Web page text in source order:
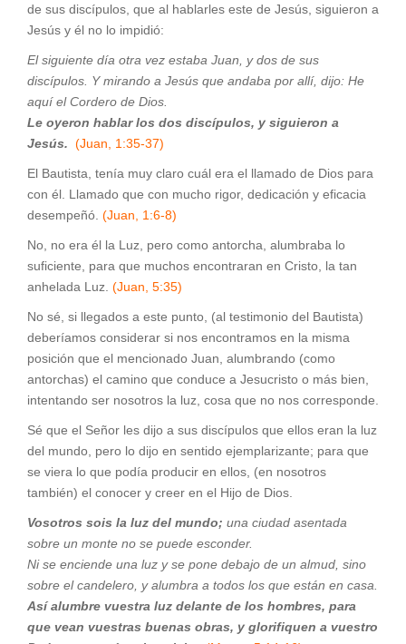
de sus discípulos, que al hablarles este de Jesús, siguieron a
Jesús y él no lo impidió:
El siguiente día otra vez estaba Juan, y dos de sus
discípulos. Y mirando a Jesús que andaba por allí, dijo: He
aquí el Cordero de Dios.
Le oyeron hablar los dos discípulos, y siguieron a
Jesús. (Juan, 1:35-37)
El Bautista, tenía muy claro cuál era el llamado de Dios para
con él. Llamado que con mucho rigor, dedicación y eficacia
desempeñó. (Juan, 1:6-8)
No, no era él la Luz, pero como antorcha, alumbraba lo
suficiente, para que muchos encontraran en Cristo, la tan
anhelada Luz. (Juan, 5:35)
No sé, si llegados a este punto, (al testimonio del Bautista)
deberíamos considerar si nos encontramos en la misma
posición que el mencionado Juan, alumbrando (como
antorchas) el camino que conduce a Jesucristo o más bien,
intentando ser nosotros la luz, cosa que no nos corresponde.
Sé que el Señor les dijo a sus discípulos que ellos eran la luz
del mundo, pero lo dijo en sentido ejemplarizante; para que
se viera lo que podía producir en ellos, (en nosotros
también) el conocer y creer en el Hijo de Dios.
Vosotros sois la luz del mundo; una ciudad asentada
sobre un monte no se puede esconder.
Ni se enciende una luz y se pone debajo de un almud, sino
sobre el candelero, y alumbra a todos los que están en casa.
Así alumbre vuestra luz delante de los hombres, para
que vean vuestras buenas obras, y glorifiquen a vuestro